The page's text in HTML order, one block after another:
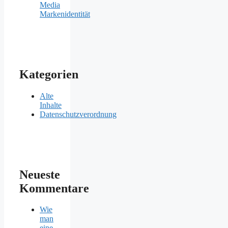
Media
Markenidentität
Kategorien
Alte
Inhalte
Datenschutzverordnung
Neueste
Kommentare
Wie
man